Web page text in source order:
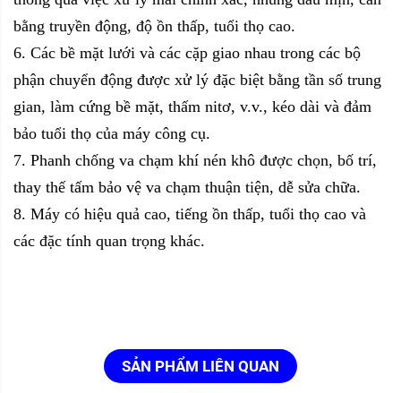
bằng truyền động, độ ồn thấp, tuổi thọ cao.
6. Các bề mặt lưới và các cặp giao nhau trong các bộ
phận chuyển động được xử lý đặc biệt bằng tần số trung
gian, làm cứng bề mặt, thấm nitơ, v.v., kéo dài và đảm
bảo tuổi thọ của máy công cụ.
7. Phanh chống va chạm khí nén khô được chọn, bố trí,
thay thế tấm bảo vệ va chạm thuận tiện, dễ sửa chữa.
8. Máy có hiệu quả cao, tiếng ồn thấp, tuổi thọ cao và
các đặc tính quan trọng khác.
SẢN PHẨM LIÊN QUAN